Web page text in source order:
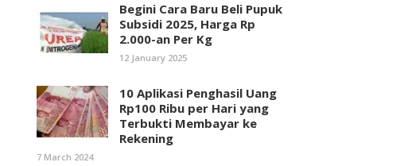
Begini Cara Baru Beli Pupuk
Subsidi 2025, Harga Rp
2.000-an Per Kg
12 January 2025
10 Aplikasi Penghasil Uang
Rp100 Ribu per Hari yang
Terbukti Membayar ke
Rekening
7 March 2024